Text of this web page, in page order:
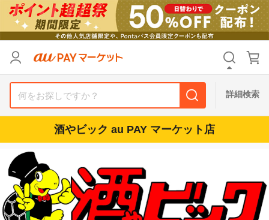
詳細検索
酒やビック au PAY マーケット店
支払い方法
送料無料
Pontaパス特典対象すべて ポイントUPセレクトのみ
サンキュー配送対象 レビューキャンペーン
リセット
支払い方法
送料無料
Pontaパス特典対象すべて ポイントUPセレクトのみ
サンキュー配送対象 レビューキャンペーン